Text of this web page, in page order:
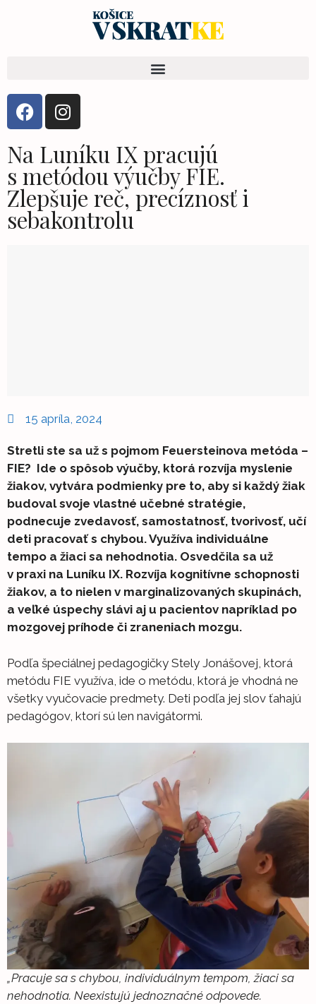
Na Luníku IX pracujú
s metódou výučby FIE.
Zlepšuje reč, precíznosť i
sebakontrolu
15 apríla, 2024
Stretli ste sa už s pojmom Feuersteinova metóda –
FIE? Ide o spôsob výučby, ktorá rozvíja myslenie
žiakov, vytvára podmienky pre to, aby si každý žiak
budoval svoje vlastné učebné stratégie,
podnecuje zvedavosť, samostatnosť, tvorivosť, učí
deti pracovať s chybou. Využíva individuálne
tempo a žiaci sa nehodnotia. Osvedčila sa už
v praxi na Luníku IX. Rozvíja kognitívne schopnosti
žiakov, a to nielen v marginalizovaných skupinách,
a veľké úspechy slávi aj u pacientov napríklad po
mozgovej príhode či zraneniach mozgu.
Podľa špeciálnej pedagogičky Stely Jonášovej, ktorá
metódu FIE využíva, ide o metódu, ktorá je vhodná ne
všetky vyučovacie predmety. Deti podľa jej slov ťahajú
pedagógov, ktorí sú len navigátormi.
„Pracuje sa s chybou, individuálnym tempom, žiaci sa
nehodnotia. Neexistujú jednoznačné odpovede.